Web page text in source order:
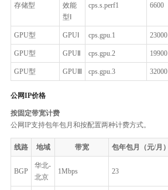
存储型
效能
型Ⅰ
cps.s.perf1 6600
GPU型 GPUⅠ cps.gpu.1 23000
GPU型 GPUⅡ cps.gpu.2 19900
GPU型 GPUⅢ cps.gpu.3 32000
公网IP价格
按固定带宽计费
公网IP支持包年包月和按配置两种计费方式。
线路 地域 带宽 包年包月（元/月）
BGP
华北-
北京
1Mbps 23